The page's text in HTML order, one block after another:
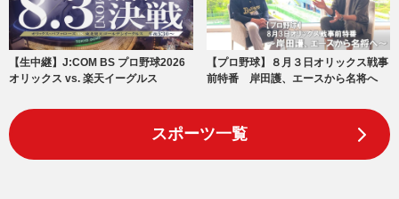
【生中継】J:COM BS プロ野球2026
オリックス vs. 楽天イーグルス
【プロ野球】８月３日オリックス戦事
前特番 岸田護、エースから名将へ
スポーツ一覧